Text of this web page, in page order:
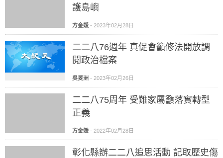
護島嶼
方金媛 - 2023年02月28日
二二八76週年 真促會籲修法開放調
閱政治檔案
吳旻洲 - 2023年02月26日
二二八75周年 受難家屬籲落實轉型
正義
方金媛 - 2022年02月28日
彰化縣辦二二八追思活動 記取歷史傷